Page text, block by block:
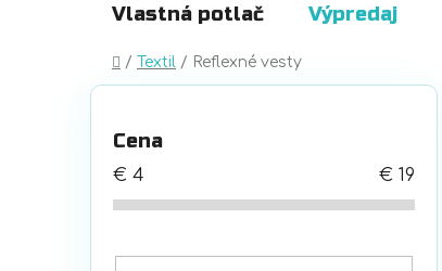
Vlastná potlač Výpredaj
Domov
/ Textil / Reflexné vesty
B
Cena
€ 4 € 19